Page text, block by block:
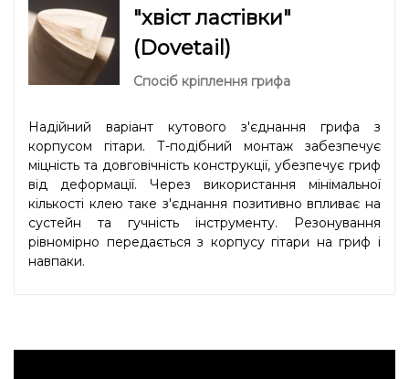
"хвіст ластівки"
(Dovetail)
Спосіб кріплення грифа
Надійний варіант кутового з'єднання грифа з
корпусом гітари. Т-подібний монтаж забезпечує
міцність та довговічність конструкції, убезпечує гриф
від деформації. Через використання мінімальної
кількості клею таке з'єднання позитивно впливає на
сустейн та гучність інструменту. Резонування
рівномірно передається з корпусу гітари на гриф і
навпаки.